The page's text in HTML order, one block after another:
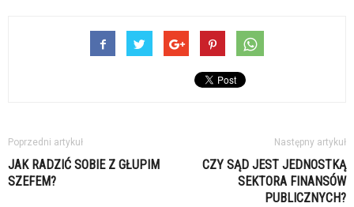
Poprzedni artykuł
JAK RADZIĆ SOBIE Z GŁUPIM
SZEFEM?
Następny artykuł
CZY SĄD JEST JEDNOSTKĄ
SEKTORA FINANSÓW
PUBLICZNYCH?